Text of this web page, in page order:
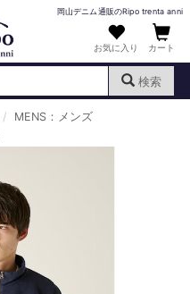
岡山デニム通販のRipo trenta anni
お気に入り カート
検索
MENS：メンズ